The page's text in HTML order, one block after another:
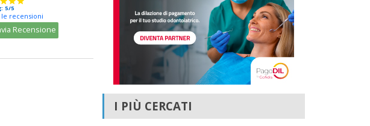
5/5
le recensioni
Recensione
I PIÙ CERCATI